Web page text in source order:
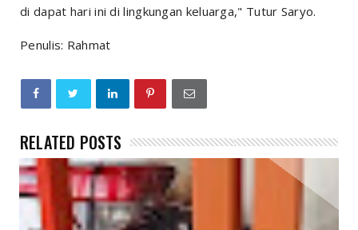
di dapat hari ini di lingkungan keluarga," Tutur Saryo.
Penulis: Rahmat
RELATED POSTS